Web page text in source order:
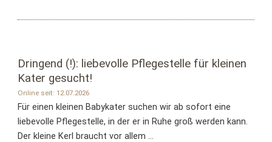
Dringend (!): liebevolle Pflegestelle für kleinen
Kater gesucht!
Online seit: 12.07.2026
Für einen kleinen Babykater suchen wir ab sofort eine
liebevolle Pflegestelle, in der er in Ruhe groß werden kann.
Der kleine Kerl braucht vor allem ...